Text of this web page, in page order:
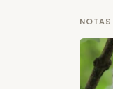
NOTAS